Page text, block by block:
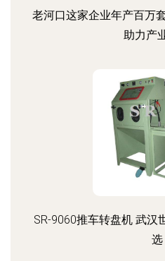
老河口这家企业年产百万
助力产
SR-9060推车转盘机 武汉
选